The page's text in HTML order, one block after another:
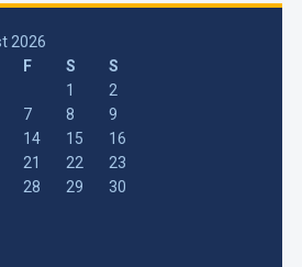
2026
F S
S
1
2
7 8
9
14 15
16
21 22
23
28 29
30